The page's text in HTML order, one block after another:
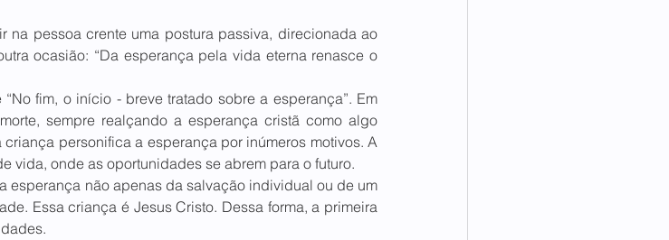
pessoa crente uma postura passiva, direcionada ao
ocasião: “Da esperança pela vida eterna renasce o
fim, o início - breve tratado sobre a esperança”. Em
sempre realçando a esperança cristã como algo
personifica a esperança por inúmeros motivos. A
vida, onde as oportunidades se abrem para o futuro.
esperança não apenas da salvação individual ou de um
Essa criança é Jesus Cristo. Dessa forma, a primeira